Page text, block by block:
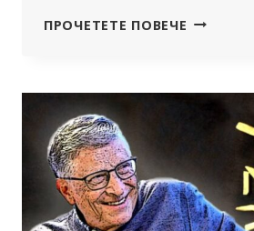
ПРОЧЕТЕТЕ ПОВЕЧЕ СЕНАТЪТ
НАСОЧЕН
В
ХРАНИТЕ